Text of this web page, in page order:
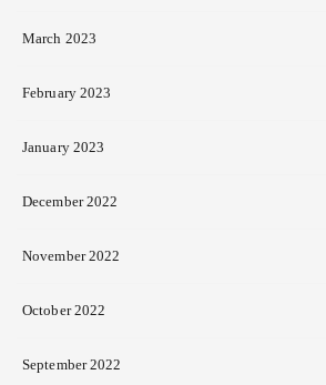
March 2023
February 2023
January 2023
December 2022
November 2022
October 2022
September 2022